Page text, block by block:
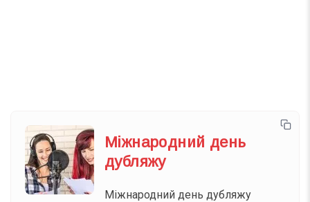
Міжнародний день
дубляжу
Міжнародний день дубляжу